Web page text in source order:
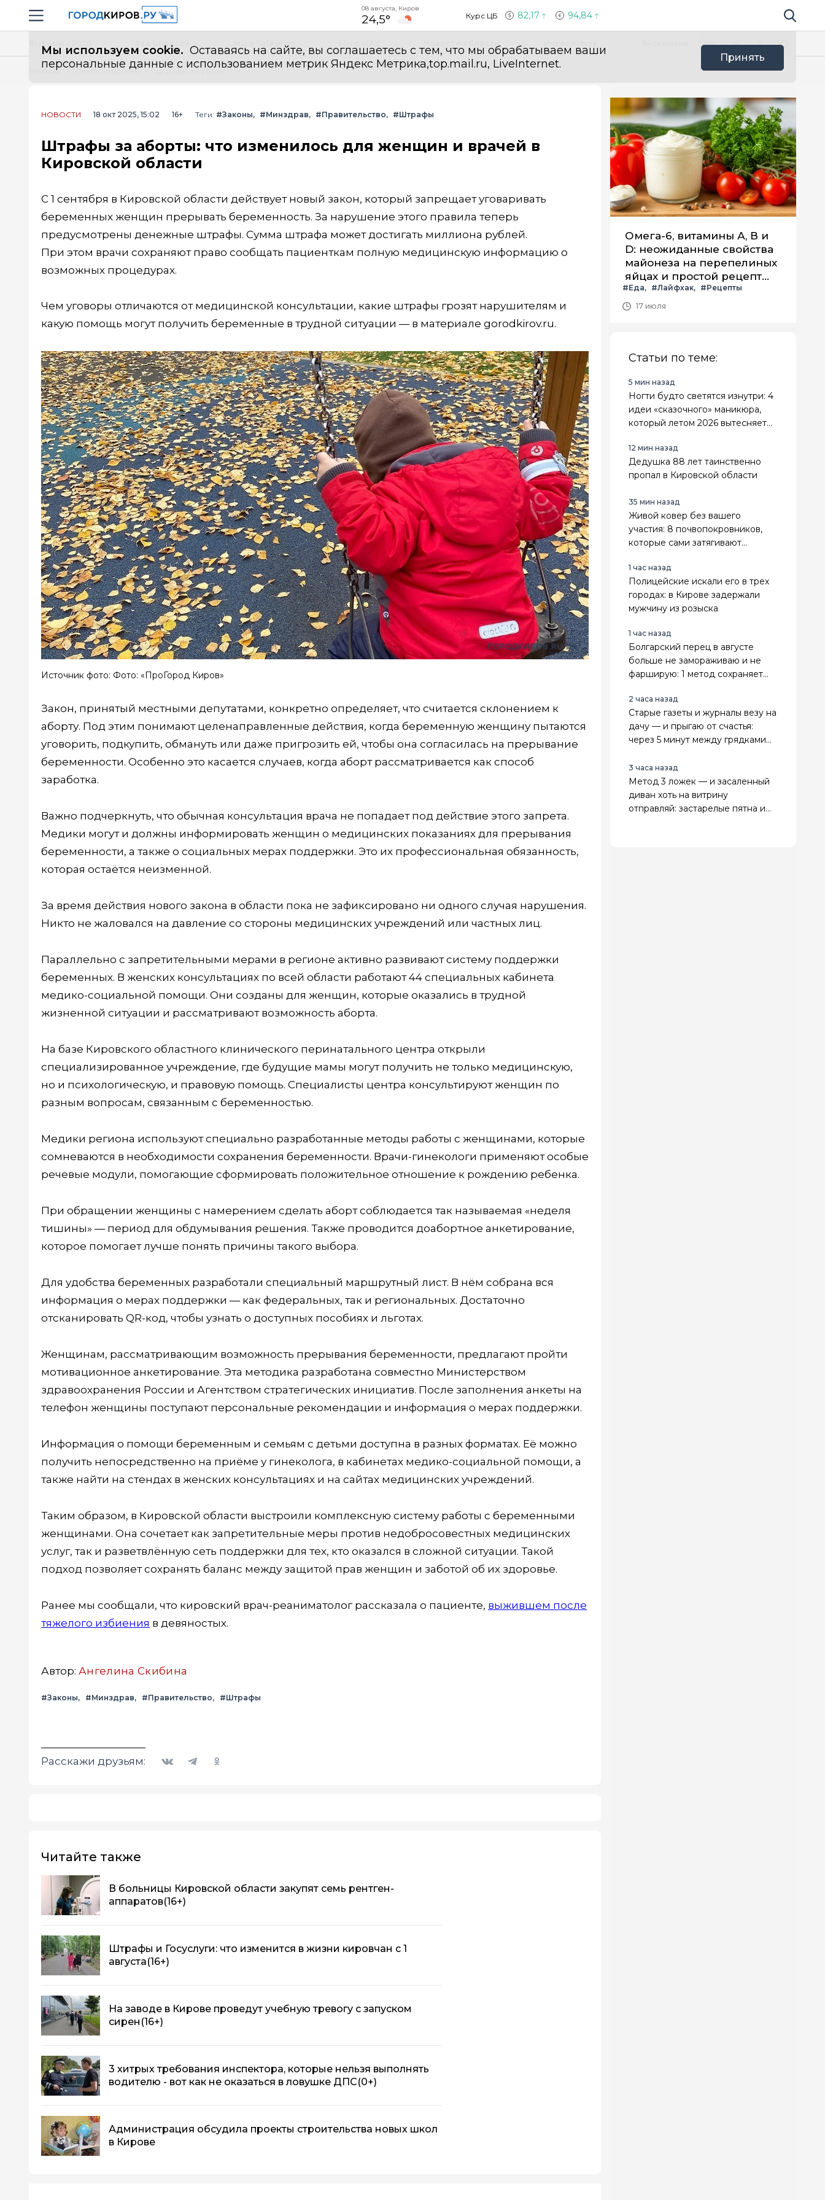
Навигация сайта
08 августа, Киров
24,5° Курс ЦБ 82,17 94,84 Поиск по
Мы используем cookie. Оставаясь на сайте, вы соглашаетесь с тем, что мы обрабатываем ваши
персональные данные с использованием метрик Яндекс Метрика,top.mail.ru, LiveInternet.
Принять
Все новости
Главная Лента новостей
НОВОСТИ 18 окт 2025, 15:02 16+ Теги: #Законы #Минздрав #Правительство #Штрафы
Штрафы за аборты: что изменилось для женщин и врачей в
Кировской области
С 1 сентября в Кировской области действует новый закон, который запрещает уговаривать
беременных женщин прерывать беременность. За нарушение этого правила теперь
предусмотрены денежные штрафы. Сумма штрафа может достигать миллиона рублей.
При этом врачи сохраняют право сообщать пациенткам полную медицинскую информацию о
возможных процедурах.
Чем уговоры отличаются от медицинской консультации, какие штрафы грозят нарушителям и
какую помощь могут получить беременные в трудной ситуации — в материале gorodkirov.ru.
Источник фото: Фото: «ПроГород Киров»
Закон, принятый местными депутатами, конкретно определяет, что считается склонением к
аборту. Под этим понимают целенаправленные действия, когда беременную женщину пытаются
уговорить, подкупить, обмануть или даже пригрозить ей, чтобы она согласилась на прерывание
беременности. Особенно это касается случаев, когда аборт рассматривается как способ
заработка.
Важно подчеркнуть, что обычная консультация врача не попадает под действие этого запрета.
Медики могут и должны информировать женщин о медицинских показаниях для прерывания
беременности, а также о социальных мерах поддержки. Это их профессиональная обязанность,
которая остаётся неизменной.
За время действия нового закона в области пока не зафиксировано ни одного случая нарушения.
Никто не жаловался на давление со стороны медицинских учреждений или частных лиц.
Параллельно с запретительными мерами в регионе активно развивают систему поддержки
беременных. В женских консультациях по всей области работают 44 специальных кабинета
медико-социальной помощи. Они созданы для женщин, которые оказались в трудной
жизненной ситуации и рассматривают возможность аборта.
На базе Кировского областного клинического перинатального центра открыли
специализированное учреждение, где будущие мамы могут получить не только медицинскую,
но и психологическую, и правовую помощь. Специалисты центра консультируют женщин по
разным вопросам, связанным с беременностью.
Медики региона используют специально разработанные методы работы с женщинами, которые
сомневаются в необходимости сохранения беременности. Врачи-гинекологи применяют особые
речевые модули, помогающие сформировать положительное отношение к рождению ребенка.
При обращении женщины с намерением сделать аборт соблюдается так называемая «неделя
тишины» — период для обдумывания решения. Также проводится доабортное анкетирование,
которое помогает лучше понять причины такого выбора.
Для удобства беременных разработали специальный маршрутный лист. В нём собрана вся
информация о мерах поддержки — как федеральных, так и региональных. Достаточно
отсканировать QR-код, чтобы узнать о доступных пособиях и льготах.
Женщинам, рассматривающим возможность прерывания беременности, предлагают пройти
мотивационное анкетирование. Эта методика разработана совместно Министерством
здравоохранения России и Агентством стратегических инициатив. После заполнения анкеты на
телефон женщины поступают персональные рекомендации и информация о мерах поддержки.
Информация о помощи беременным и семьям с детьми доступна в разных форматах. Её можно
получить непосредственно на приёме у гинеколога, в кабинетах медико-социальной помощи, а
также найти на стендах в женских консультациях и на сайтах медицинских учреждений.
Таким образом, в Кировской области выстроили комплексную систему работы с беременными
женщинами. Она сочетает как запретительные меры против недобросовестных медицинских
услуг, так и разветвлённую сеть поддержки для тех, кто оказался в сложной ситуации. Такой
подход позволяет сохранять баланс между защитой прав женщин и заботой об их здоровье.
Ранее мы сообщали, что кировский врач-реаниматолог рассказала о пациенте, выжившем после
тяжелого избиения в девяностых.
Автор: Ангелина Скибина
#Законы #Минздрав #Правительство #Штрафы
Расскажи друзьям:
Читайте также
В больницы Кировской области закупят семь рентген-
аппаратов(16+)
Штрафы и Госуслуги: что изменится в жизни кировчан с 1
августа(16+)
На заводе в Кирове проведут учебную тревогу с запуском
сирен (16+)
3 хитрых требования инспектора, которые нельзя выполнять
водителю - вот как не оказаться в ловушке ДПС(0+)
Администрация обсудила проекты строительства новых школ
в Кирове
Омега-6, витамины А, В и
D: неожиданные свойства
майонеза на перепелиных
яйцах и простой рецепт
летнего салата с ним
#Еда #Лайфхак
#Рецепты
17 июля
Статьи по теме:
5 мин назад
Ногти будто светятся изнутри: 4
идеи «сказочного» маникюра,
который летом 2026 вытесняет
12 мин назад
Дедушка 88 лет таинственно
пропал в Кировской области
35 мин назад
Живой ковер без вашего
участия: 8 почвопокровников,
которые сами затягивают
гуще — мой топ
1 час назад
Полицейские искали его в трех
городах: в Кирове задержали
мужчину из розыска
1 час назад
Болгарский перец в августе
больше не замораживаю и не
фарширую: 1 метод сохраняет
самой весны
2 часа назад
Старые газеты и журналы везу на
дачу — и прыгаю от счастья:
через 5 минут между грядками
пролезает
3 часа назад
Метод 3 ложек — и засаленный
диван хоть на витрину
отправляй: застарелые пятна и